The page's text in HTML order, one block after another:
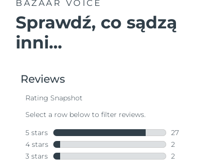
BAZAAR VOICE
Sprawdź, co sądzą
inni...